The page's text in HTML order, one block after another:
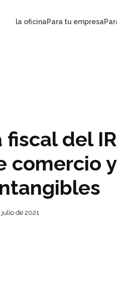
la oficinaPara tu empresa
del
comercio
julio de 2021